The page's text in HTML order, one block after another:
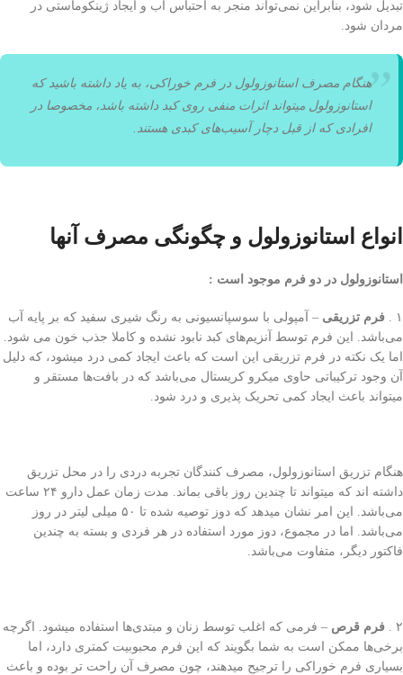
تبدیل شود، بنابراین نمی‌تواند منجر به احتباس آب و ایجاد ژینکوماستی در
مردان شود.
هنگام مصرف استانوزولول در فرم خوراکی، به یاد داشته باشید که
استانوزولول میتواند اثرات منفی‌ روی کبد داشته باشد، مخصوصا در
افرادی که از قبل دچار آسیب‌های کبدی هستند.
انواع استانوزولول و چگونگی‌ مصرف آنها
استانوزولول در دو فرم موجود است :
۱ . فرم تزریقی – آمپولی با سوسپانسیونی به رنگ شیری سفید که بر پایه آب
می‌باشد. این فرم توسط آنزیم‌های کبد نابود نشده و کاملا جذب خون می شود.
اما یک نکته در فرم تزریقی این است که باعث ایجاد کمی‌ درد میشود، که دلیل
آن وجود ترکیباتی حاوی میکرو کریستال می‌باشد که در بافت‌ها مستقر و
میتواند باعث ایجاد کمی‌ تحریک پذیری و درد شود.
هنگام تزریق استانوزولول، مصرف کنندگان تجربه دردی را در محل تزریق
داشته اند که میتواند تا چندین روز باقی‌ بماند. مدت زمان عمل دارو ۲۴ ساعت
می‌باشد. این امر نشان میدهد که دوز توصیه شده تا ۵۰ میلی‌ لیتر در روز
می‌باشد. اما در مجموع، دوز مورد استفاده در هر فردی و بسته به چندین
فاکتور دیگر، متفاوت می‌باشد.
۲ . فرم قرص – فرمی که اغلب توسط زنان و مبتدی‌ها استفاده میشود. اگرچه
برخی‌‌ها ممکن است به شما بگویند که این فرم محبوبیت کمتری دارد، اما
بسیاری فرم خوراکی را ترجیح میدهند، چون مصرف آن راحت تر بوده و باعث